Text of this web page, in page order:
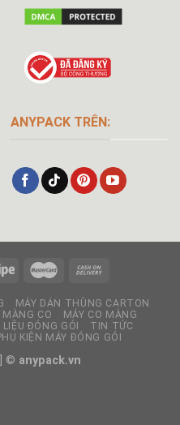
ANYPACK TRÊN:
MÁY DÁN THÙNG CARTON
CO
MÁY CO MÀNG
ĐÓNG GÓI
TIN TỨC
KIỆN MÁY ĐÓNG GÓI
© anypack.vn